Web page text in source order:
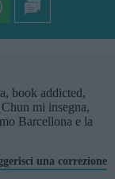
book addicted,
mi insegna,
Barcellona e la
una correzione